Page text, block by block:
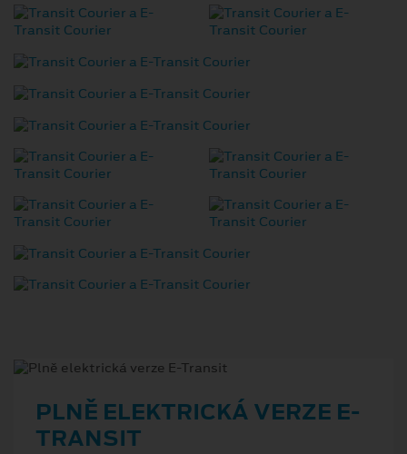
PLNĚ ELEKTRICKÁ VERZE E-
TRANSIT